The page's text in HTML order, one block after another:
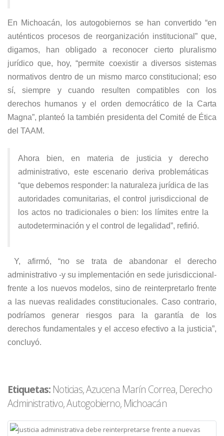
En Michoacán, los autogobiernos se han convertido “en
auténticos procesos de reorganización institucional” que,
digamos, han obligado a reconocer cierto pluralismo
jurídico que, hoy, “permite coexistir a diversos sistemas
normativos dentro de un mismo marco constitucional; eso
sí, siempre y cuando resulten compatibles con los
derechos humanos y el orden democrático de la Carta
Magna”, planteó la también presidenta del Comité de Ética
del TAAM.
Ahora bien, en materia de justicia y derecho
administrativo, este escenario deriva problemáticas
“que debemos responder: la naturaleza jurídica de las
autoridades comunitarias, el control jurisdiccional de
los actos no tradicionales o bien: los límites entre la
autodeterminación y el control de legalidad”, refirió.
Y, afirmó, “no se trata de abandonar el derecho
administrativo -y su implementación en sede jurisdiccional-
frente a los nuevos modelos, sino de reinterpretarlo frente
a las nuevas realidades constitucionales. Caso contrario,
podríamos generar riesgos para la garantía de los
derechos fundamentales y el acceso efectivo a la justicia”,
concluyó.
Etiquetas: Noticias, Azucena Marín Correa, Derecho
Administrativo, Autogobierno, Michoacán